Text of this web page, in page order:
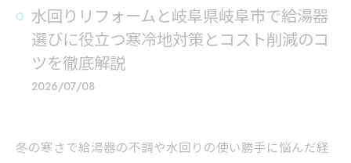
水回りリフォームと岐阜県岐阜市で給湯器
選びに役立つ寒冷地対策とコスト削減のコ
ツを徹底解説
2026/07/08
冬の寒さで給湯器の不調や水回りの使い勝手に悩んだ経